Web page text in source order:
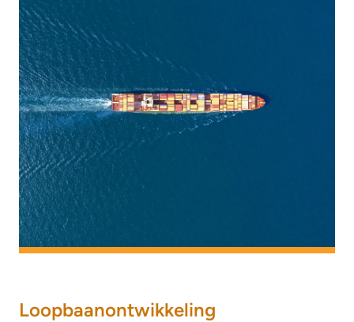
Loopbaanontwikkeling